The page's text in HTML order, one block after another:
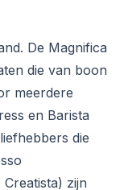
De Magnifica
die van boon
meerdere
en Barista
die
zijn